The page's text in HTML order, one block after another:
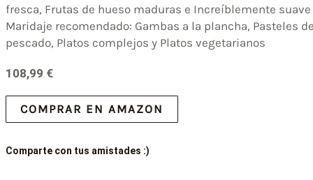
fresca, Frutas de hueso maduras e Increíblemente suave
Maridaje recomendado: Gambas a la plancha, Pasteles
pescado, Platos complejos y Platos vegetarianos
108,99 €
COMPRAR EN AMAZON
Comparte con tus amistades :)